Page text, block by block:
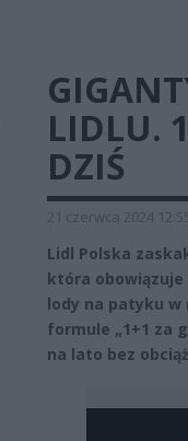
LIDLU.
DZIŚ
21 czerwca 2024
Lidl Polska
która
lody na patyku w
formule „1+1 za
na lato bez